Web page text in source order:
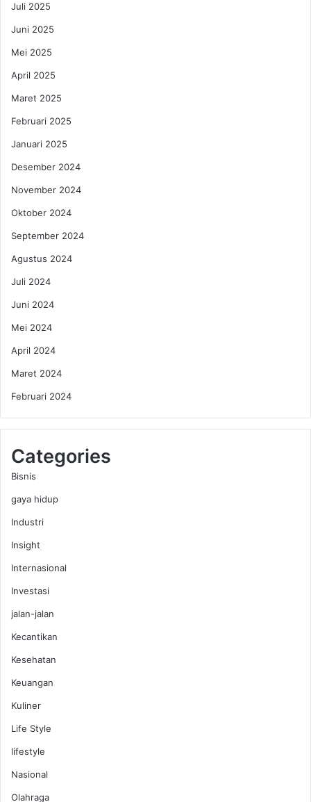
Juli 2025
Juni 2025
Mei 2025
April 2025
Maret 2025
Februari 2025
Januari 2025
Desember 2024
November 2024
Oktober 2024
September 2024
Agustus 2024
Juli 2024
Juni 2024
Mei 2024
April 2024
Maret 2024
Februari 2024
Categories
Bisnis
gaya hidup
Industri
Insight
Internasional
Investasi
jalan-jalan
Kecantikan
Kesehatan
Keuangan
Kuliner
Life Style
lifestyle
Nasional
Olahraga